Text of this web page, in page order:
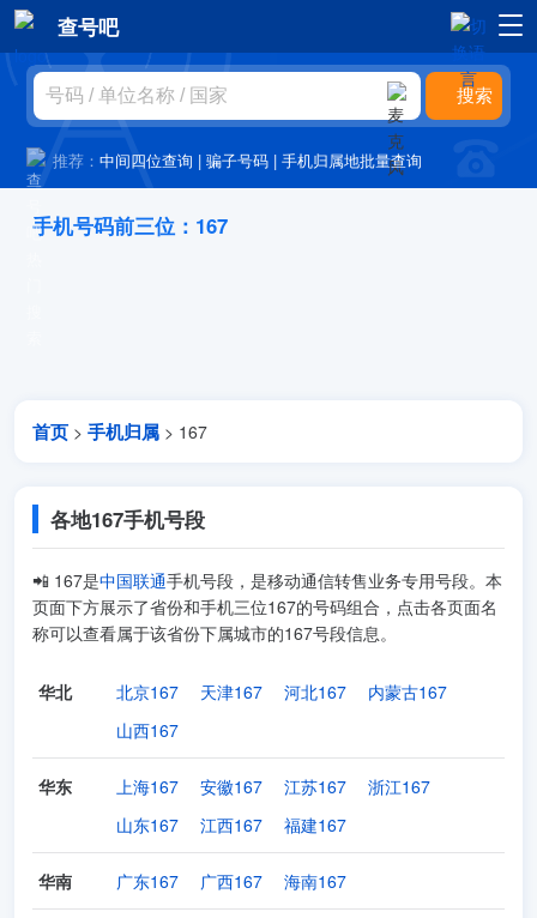
查号吧
推荐：中间四位查询 |骗子号码 |手机归属地批量查询
手机号码前三位：167
首页 > 手机归属 > 167
各地167手机号段
📲 167是中国联通手机号段，是移动通信转售业务专用号段。本
页面下方展示了省份和手机三位167的号码组合，点击各页面名
称可以查看属于该省份下属城市的167号段信息。
华北 北京167 天津167 河北167
内蒙古167
山西167
华东 上海167 安徽167 江苏167
浙江167
山东167
江西167 福建167
华南 广东167 广西167 海南167